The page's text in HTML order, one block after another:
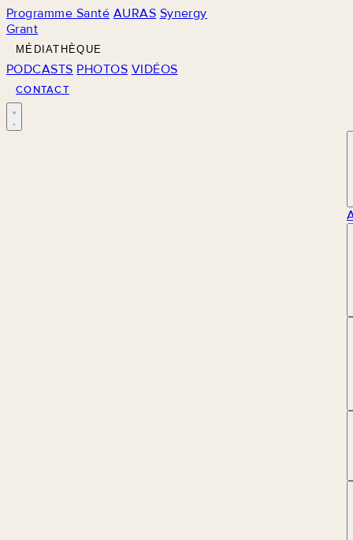
Programme Santé AURAS Synergy
Grant
MÉDIATHÈQUE
PODCASTS PHOTOS VIDÉOS
CONTACT